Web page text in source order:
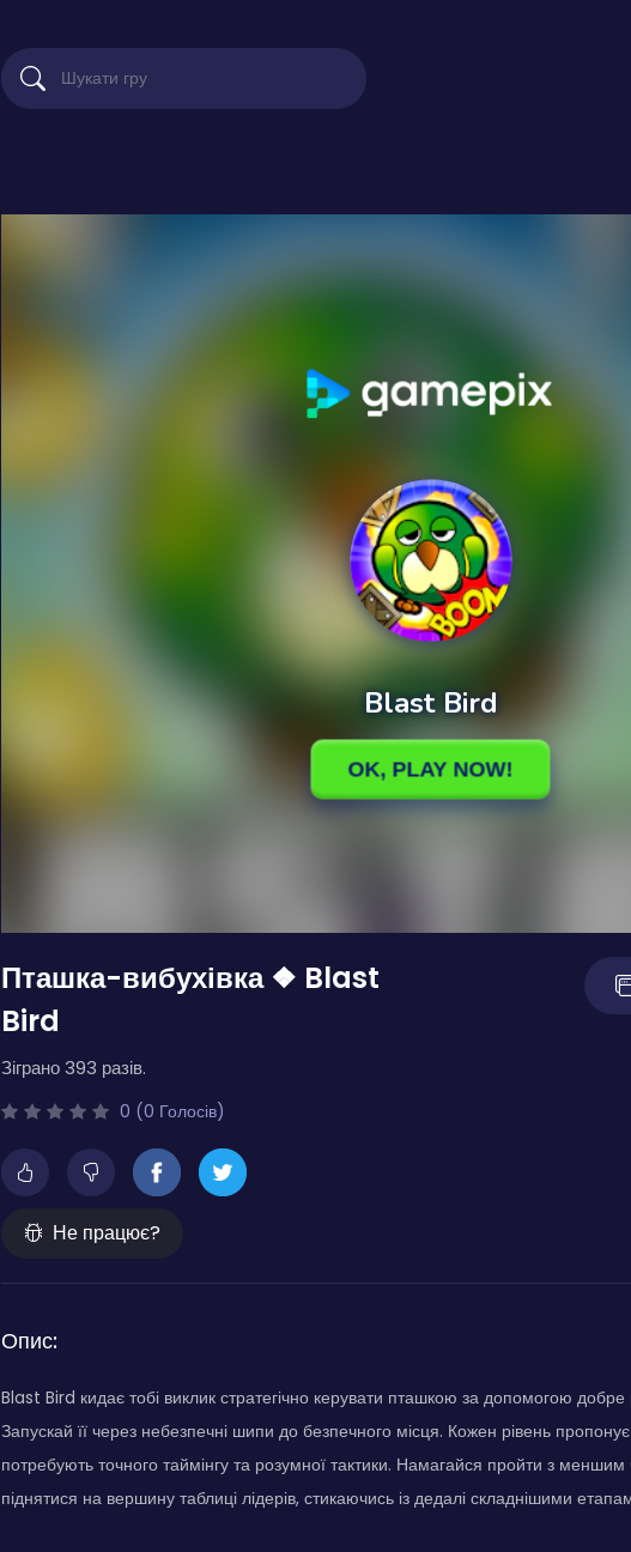
Пташка-вибухівка ❖ Blast
Bird
Зіграно 393 разів.
0 (0 Голосів)
Не працює?
Опис:
Blast Bird кидає тобі виклик стратегічно керувати пташкою за допомогою добре
Запускай її через небезпечні шипи до безпечного місця. Кожен рівень
потребують точного таймінгу та розумної тактики. Намагайся пройти з
піднятися на вершину таблиці лідерів, стикаючись із дедалі складнішими